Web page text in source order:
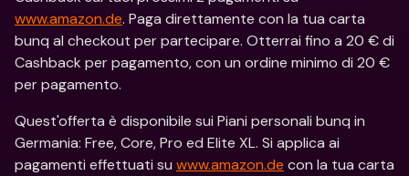
www.amazon.de. Paga direttamente con la tua carta
bunq al checkout per partecipare. Otterrai fino a 20 € di
Cashback per pagamento, con un ordine minimo di 20 €
per pagamento.
Quest'offerta è disponibile sui Piani personali bunq in
Germania: Free, Core, Pro ed Elite XL. Si applica ai
pagamenti effettuati su www.amazon.de con la tua carta